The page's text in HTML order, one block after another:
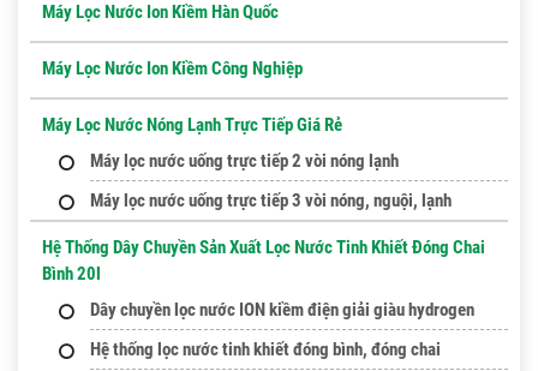
Máy Lọc Nước Ion Kiềm Hàn Quốc
Máy Lọc Nước Ion Kiềm Công Nghiệp
Máy Lọc Nước Nóng Lạnh Trực Tiếp Giá Rẻ
Máy lọc nước uống trực tiếp 2 vòi nóng lạnh
Máy lọc nước uống trực tiếp 3 vòi nóng, nguội, lạnh
Hệ Thống Dây Chuyền Sản Xuất Lọc Nước Tinh Khiết Đóng Chai
Bình 20l
Dây chuyền lọc nước ION kiềm điện giải giàu hydrogen
Hệ thống lọc nước tinh khiết đóng bình, đóng chai